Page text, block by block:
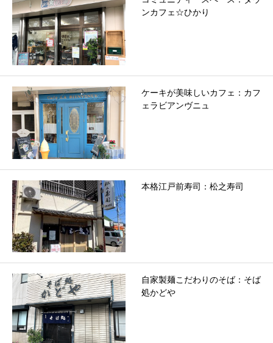
ンカフェ☆ひかり
ケーキが美味しいカフェ：カフ
ェラビアンヴニュ
本格江戸前寿司：松之寿司
自家製麺こだわりのそば：そば
処かどや